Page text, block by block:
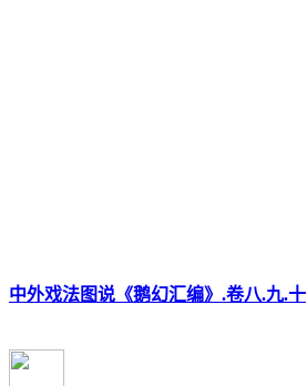
中外戏法图说《鹅幻汇编》.卷八.九.十